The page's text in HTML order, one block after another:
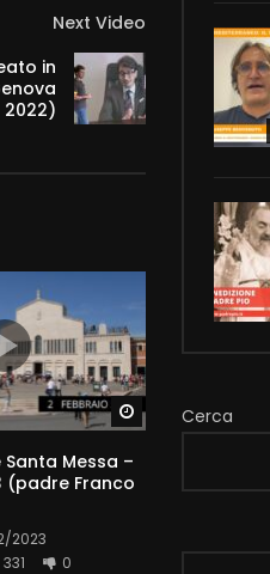
Next Video
in
2022)
Watch Later
Messa –
(padre Franco
2023
331 0
Cerca